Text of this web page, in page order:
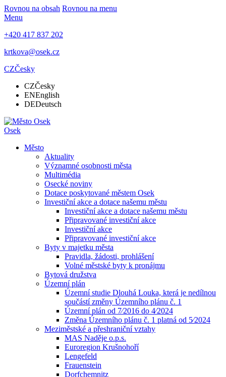
Rovnou na obsah Rovnou na menu
Menu
+420 417 837 202
krtkova@osek.cz
CZČesky
CZČesky
ENEnglish
DEDeutsch
Osek
Město
Aktuality
Významné osobnosti města
Multimédia
Osecké noviny
Dotace poskytované městem Osek
Investiční akce a dotace našemu městu
Investiční akce a dotace našemu městu
Připravované investiční akce
Investiční akce
Připravované investiční akce
Byty v majetku města
Pravidla, žádosti, prohlášení
Volné městské byty k pronájmu
Bytová družstva
Územní plán
Územní studie Dlouhá Louka, která je nedílnou
součástí změny Územního plánu č. 1
Územní plán od 7⁄2016 do 4⁄2024
Změna Územního plánu č. 1 platná od 5⁄2024
Meziměstské a přeshraniční vztahy
MAS Naděje o.p.s.
Euroregion Krušnohoří
Lengefeld
Frauenstein
Dorfchemnitz